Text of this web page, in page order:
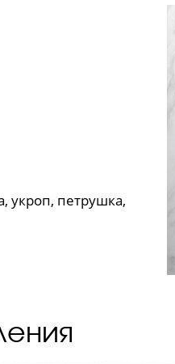
укроп, петрушка,